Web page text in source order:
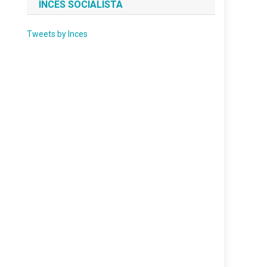
INCES SOCIALISTA
Tweets by Inces